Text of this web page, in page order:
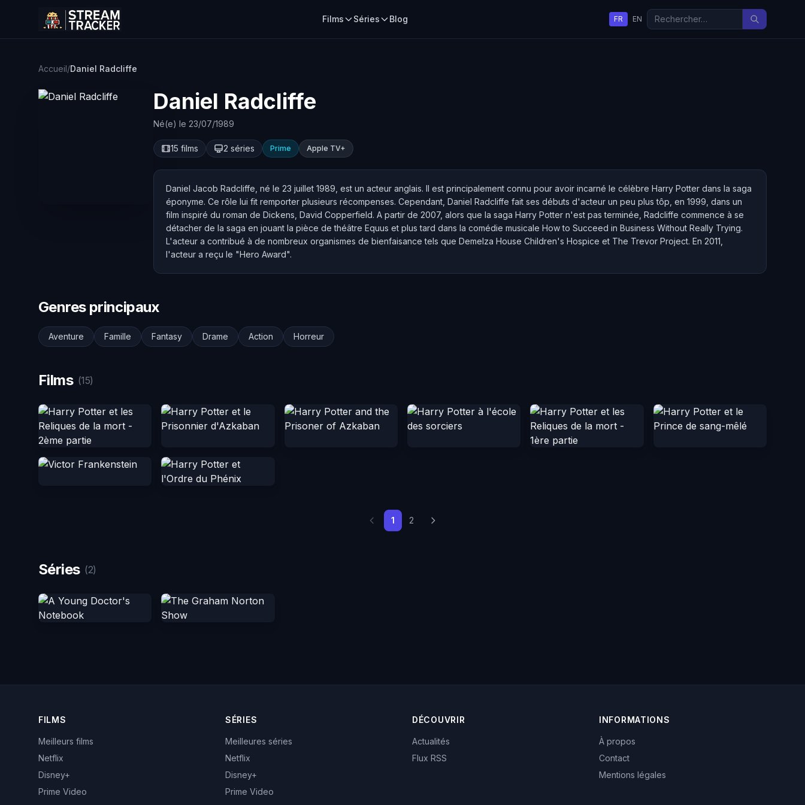
Films Séries Blog FR EN
Accueil/Daniel Radcliffe
Daniel Radcliffe
Né(e) le 23/07/1989
15 films 2 séries Prime Apple TV+
Daniel Jacob Radcliffe, né le 23 juillet 1989, est un acteur anglais. Il est principalement connu pour avoir incarné le célèbre Harry Potter dans la saga
éponyme. Ce rôle lui fit remporter plusieurs récompenses. Cependant, Daniel Radcliffe fait ses débuts d'acteur un peu plus tôp, en 1999, dans un
film inspiré du roman de Dickens, David Copperfield. A partir de 2007, alors que la saga Harry Potter n'est pas terminée, Radcliffe commence à se
détacher de la saga en jouant la pièce de théâtre Equus et plus tard dans la comédie musicale How to Succeed in Business Without Really Trying.
L'acteur a contribué à de nombreux organismes de bienfaisance tels que Demelza House Children's Hospice et The Trevor Project. En 2011,
l'acteur a reçu le "Hero Award".
Genres principaux
Aventure Famille Fantasy Drame Action Horreur
Films (15)
1 2
Séries (2)
FILMS
Meilleurs films
Netflix
Disney+
Prime Video
SÉRIES
Meilleures séries
Netflix
Disney+
Prime Video
DÉCOUVRIR
Actualités
Flux RSS
INFORMATIONS
À propos
Contact
Mentions légales